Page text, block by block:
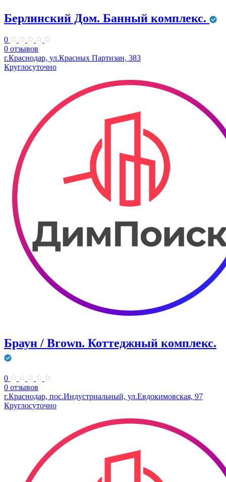
Берлинский Дом. Банный комплекс.
0
0 отзывов
г.Краснодар, ул.Красных Партизан, 383
Круглосуточно
Браун / Brown. Коттеджный комплекс.
0
0 отзывов
г.Краснодар, пос.Индустриальный, ул.Евдокимовская, 97
Круглосуточно